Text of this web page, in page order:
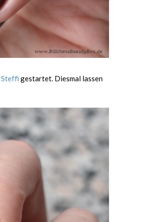
Steffi gestartet. Diesmal lassen